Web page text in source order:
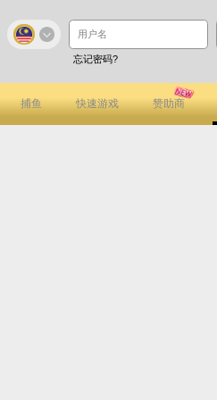
忘记密码?
捕鱼 快速游戏 赞助商